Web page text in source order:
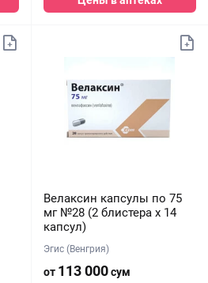
Велаксин капсулы по 75
мг №28 (2 блистера х 14
капсул)
Эгис (Венгрия)
от 113 000сум